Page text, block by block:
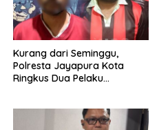
Kurang dari Seminggu,
Polresta Jayapura Kota
Ringkus Dua Pelaku